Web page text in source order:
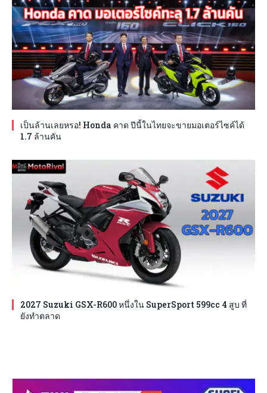
เป็นล้านเลยหรอ! Honda คาด ปีนี้ในไทยจะขายมอเตอร์ไซค์ได้
1.7 ล้านคัน
2027 Suzuki GSX-R600 หนึ่งใน SuperSport 599cc 4 สูบ ที่
ยังทำตลาด